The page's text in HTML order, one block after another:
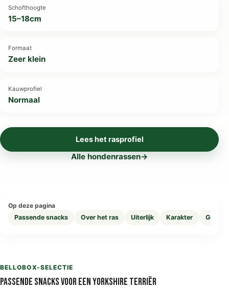
Schofthoogte
15–18cm
Formaat
Zeer klein
Kauwprofiel
Normaal
Lees het rasprofiel
Alle hondenrassen→
Op deze pagina
Passende snacks
Over het ras Uiterlijk Karakter
BELLOBOX-SELECTIE
Passende snacks voor een Yorkshire Terriër